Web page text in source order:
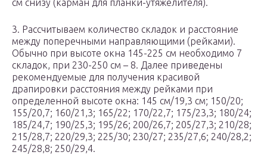
см снизу (карман для планки-утяжелителя).
3. Рассчитываем количество складок и расстояние
между поперечными направляющими (рейками).
Обычно при высоте окна 145-225 см необходимо 7
складок, при 230-250 см – 8. Далее приведены
рекомендуемые для получения красивой
драпировки расстояния между рейками при
определенной высоте окна: 145 см/19,3 см; 150/20;
155/20,7; 160/21,3; 165/22; 170/22,7; 175/23,3; 180/24;
185/24,7; 190/25,3; 195/26; 200/26,7; 205/27,3; 210/28;
215/28,7; 220/29,3; 225/30; 230/27; 235/27,6; 240/28,2;
245/28,8; 250/29,4.